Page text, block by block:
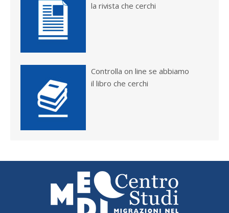
la rivista che cerchi
Controlla on line se abbiamo
il libro che cerchi